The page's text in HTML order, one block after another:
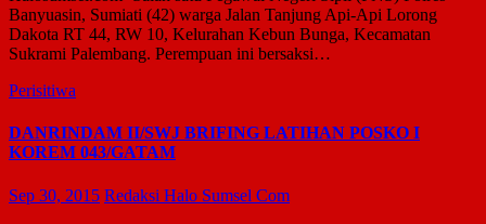
Banyuasin, Sumiati (42) warga Jalan Tanjung Api-Api Lorong
Dakota RT 44, RW 10, Kelurahan Kebun Bunga, Kecamatan
Sukrami Palembang. Perempuan ini bersaksi…
Perisitiwa
DANRINDAM II/SWJ BRIFING LATIHAN POSKO I
KOREM 043/GATAM
Sep 30, 2015 Redaksi Halo Sumsel Com